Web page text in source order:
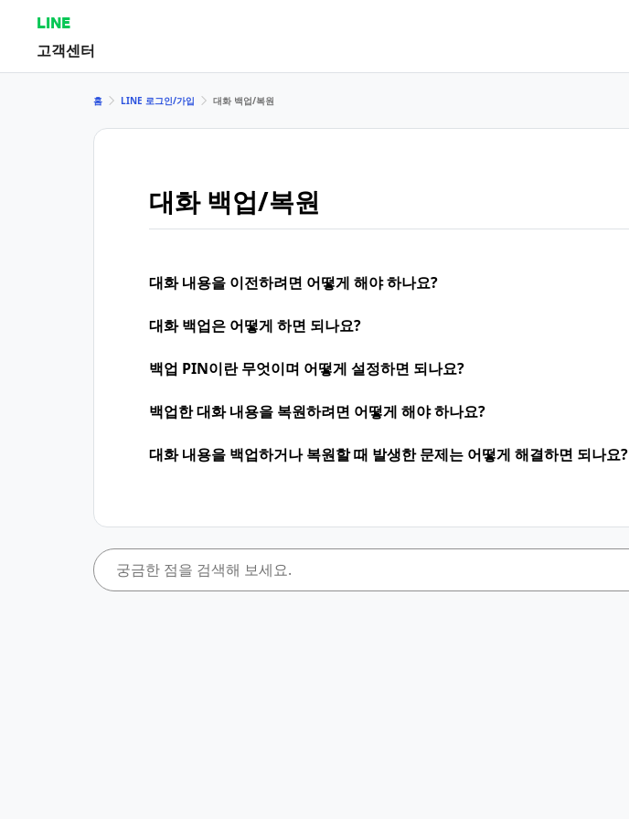
LINE
고객센터
홈 LINE 로그인/가입 대화 백업/복원
대화 백업/복원
대화 내용을 이전하려면 어떻게 해야 하나요?
대화 백업은 어떻게 하면 되나요?
백업 PIN이란 무엇이며 어떻게 설정하면 되나요?
백업한 대화 내용을 복원하려면 어떻게 해야 하나요?
대화 내용을 백업하거나 복원할 때 발생한 문제는 어떻게 해결하면 되나요?